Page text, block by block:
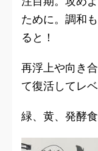
ために。調和
ると！
再浮上や向き
て復活してレ
緑、黄、発酵